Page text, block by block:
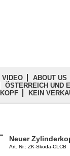
VIDEO ABOUT US
ÖSTERREICH UND
KEIN
Neuer
Art. Nr.: ZK-Skoda-CLCB